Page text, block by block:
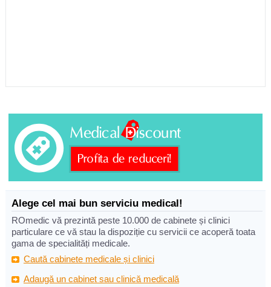
Alege cel mai bun serviciu medical!
ROmedic vă prezintă peste 10.000 de cabinete și clinici
particulare ce vă stau la dispoziție cu servicii ce acoperă toata
gama de specialități medicale.
Caută cabinete medicale și clinici
Adaugă un cabinet sau clinică medicală